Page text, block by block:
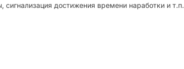
достижения времени наработки и т.п.